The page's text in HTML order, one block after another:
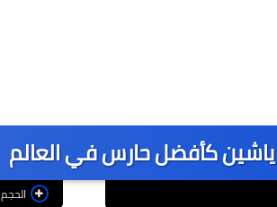
ياشين كأفضل حارس في العالم
الحجم